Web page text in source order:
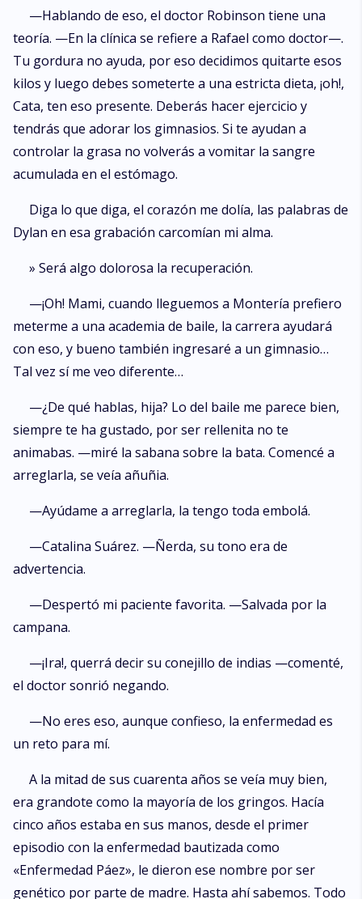
—Hablando de eso, el doctor Robinson tiene una
teoría. —En la clínica se refiere a Rafael como doctor—.
Tu gordura no ayuda, por eso decidimos quitarte esos
kilos y luego debes someterte a una estricta dieta, ¡oh!,
Cata, ten eso presente. Deberás hacer ejercicio y
tendrás que adorar los gimnasios. Si te ayudan a
controlar la grasa no volverás a vomitar la sangre
acumulada en el estómago.
Diga lo que diga, el corazón me dolía, las palabras de
Dylan en esa grabación carcomían mi alma.
» Será algo dolorosa la recuperación.
—¡Oh! Mami, cuando lleguemos a Montería prefiero
meterme a una academia de baile, la carrera ayudará
con eso, y bueno también ingresaré a un gimnasio…
Tal vez sí me veo diferente…
—¿De qué hablas, hija? Lo del baile me parece bien,
siempre te ha gustado, por ser rellenita no te
animabas. —miré la sabana sobre la bata. Comencé a
arreglarla, se veía añuñia.
—Ayúdame a arreglarla, la tengo toda embolá.
—Catalina Suárez. —Ñerda, su tono era de
advertencia.
—Despertó mi paciente favorita. —Salvada por la
campana.
—¡Ira!, querrá decir su conejillo de indias —comenté,
el doctor sonrió negando.
—No eres eso, aunque confieso, la enfermedad es
un reto para mí.
A la mitad de sus cuarenta años se veía muy bien,
era grandote como la mayoría de los gringos. Hacía
cinco años estaba en sus manos, desde el primer
episodio con la enfermedad bautizada como
«Enfermedad Páez», le dieron ese nombre por ser
genético por parte de madre. Hasta ahí sabemos. Todo